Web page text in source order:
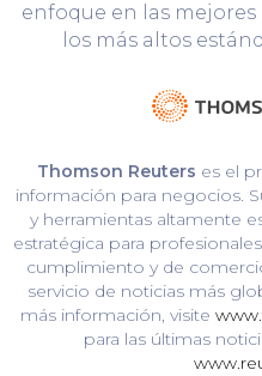
enfoque en las
los más altos
Thomson Reuters es el
información para negocios.
y herramientas altamente
estratégica para
cumplimiento y de
servicio de noticias más
más información, visite
para las últimas